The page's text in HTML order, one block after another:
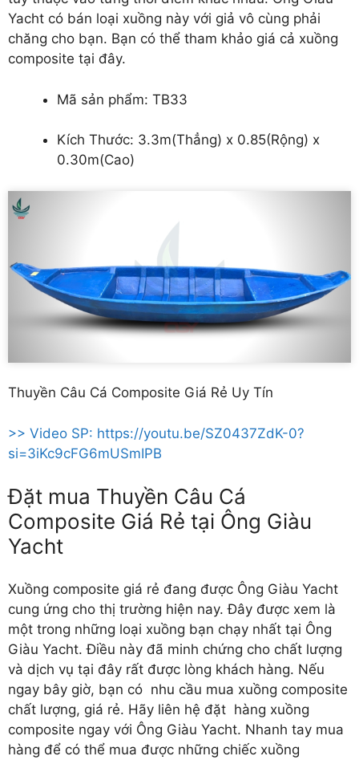
Yacht có bán loại xuồng này với giả vô cùng phải
chăng cho bạn. Bạn có thể tham khảo giá cả xuồng
composite tại đây.
Mã sản phẩm: TB33
Kích Thước: 3.3m(Thẳng) x 0.85(Rộng) x
0.30m(Cao)
Thuyền Câu Cá Composite Giá Rẻ Uy Tín
>> Video SP: https://youtu.be/SZ0437ZdK-0?
si=3iKc9cFG6mUSmIPB
Đặt mua Thuyền Câu Cá
Composite Giá Rẻ tại Ông Giàu
Yacht
Xuồng composite giá rẻ đang được Ông Giàu Yacht
cung ứng cho thị trường hiện nay. Đây được xem là
một trong những loại xuồng bạn chạy nhất tại Ông
Giàu Yacht. Điều này đã minh chứng cho chất lượng
và dịch vụ tại đây rất được lòng khách hàng. Nếu
ngay bây giờ, bạn có nhu cầu mua xuồng composite
chất lượng, giá rẻ. Hãy liên hệ đặt hàng xuồng
composite ngay với Ông Giàu Yacht. Nhanh tay mua
hàng để có thể mua được những chiếc xuồng